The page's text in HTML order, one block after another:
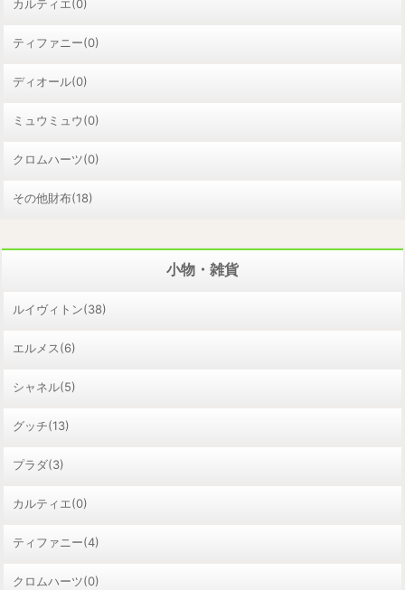
カルティエ(0)
ティファニー(0)
ディオール(0)
ミュウミュウ(0)
クロムハーツ(0)
その他財布(18)
小物・雑貨
ルイヴィトン(38)
エルメス(6)
シャネル(5)
グッチ(13)
プラダ(3)
カルティエ(0)
ティファニー(4)
クロムハーツ(0)